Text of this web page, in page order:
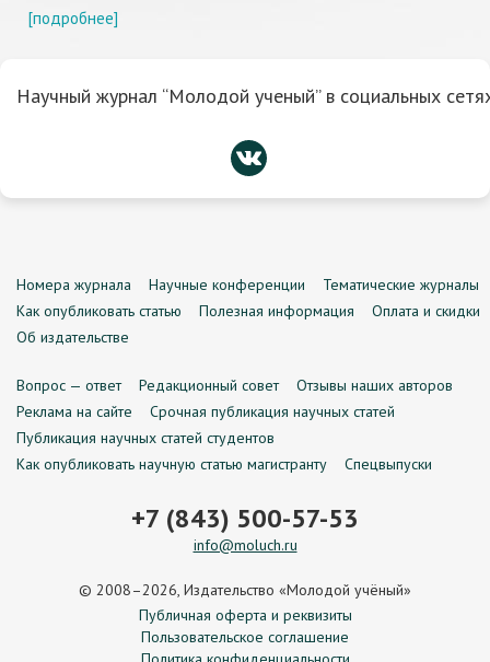
[подробнее]
Научный журнал “Молодой ученый” в социальных
Номера журнала Научные конференции
Тематические журналы
Как опубликовать статью
Полезная информация
Оплата и скидки
Об издательстве
Вопрос — ответ Редакционный совет
Отзывы наших авторов
Реклама на сайте
Срочная публикация научных статей
Публикация научных статей студентов
Как опубликовать научную статью магистранту
Спецвыпуски
+7 (843) 500-57-53
info@moluch.ru
© 2008–2026, Издательство «Молодой учёный»
Публичная оферта и реквизиты
Пользовательское соглашение